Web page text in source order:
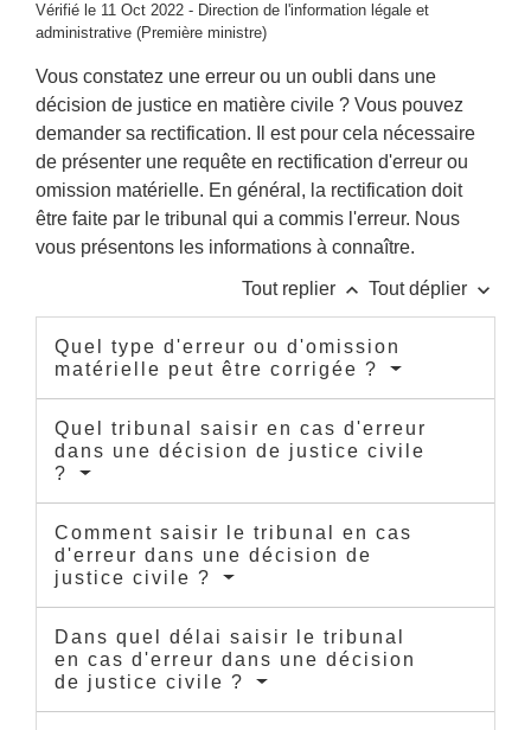
Vérifié le 11 Oct 2022 - Direction de l'information légale et
administrative (Première ministre)
Vous constatez une erreur ou un oubli dans une
décision de justice en matière civile ? Vous pouvez
demander sa rectification. Il est pour cela nécessaire
de présenter une requête en rectification d'erreur ou
omission matérielle. En général, la rectification doit
être faite par le tribunal qui a commis l'erreur. Nous
vous présentons les informations à connaître.
Tout replier keyboard_arrow_up Tout déplier keyboard_arrow_down
Quel type d'erreur ou d'omission
matérielle peut être corrigée ?
Quel tribunal saisir en cas d'erreur
dans une décision de justice civile
?
Comment saisir le tribunal en cas
d'erreur dans une décision de
justice civile ?
Dans quel délai saisir le tribunal
en cas d'erreur dans une décision
de justice civile ?